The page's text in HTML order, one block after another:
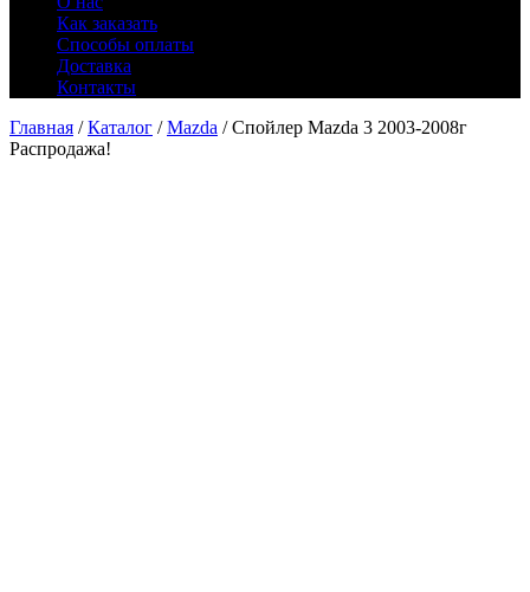
Как заказать
Способы оплаты
Доставка
Контакты
Главная /Каталог /Mazda / Спойлер Mazda 3 2003-2008г
Распродажа!